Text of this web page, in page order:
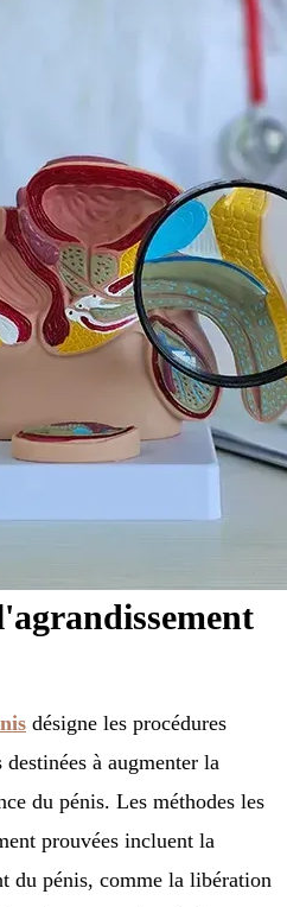
désigne les procédures
à augmenter la
du pénis. Les méthodes les
prouvées incluent la
du pénis, comme la libération